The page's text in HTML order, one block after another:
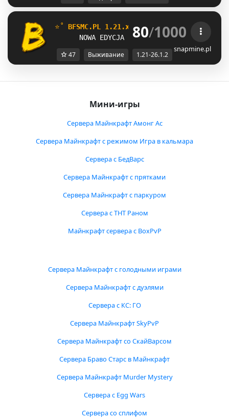
⭐˚ BFSMC.PL 1.21.x -
NOWA EDYCJA EKONOMIA 26.1.2
80/1000
snapmine.pl
47 Выживание 1.21-26.1.2
Мини-игры
Сервера Майнкрафт Амонг Ас
Сервера Майнкрафт с режимом Игра в кальмара
Сервера с БедВарс
Сервера Майнкрафт с прятками
Сервера Майнкрафт с паркуром
Сервера с ТНТ Раном
Майнкрафт сервера с BoxPvP
Сервера Майнкрафт с голодными играми
Сервера Майнкрафт с дуэлями
Сервера с КС: ГО
Сервера Майнкрафт SkyPvP
Сервера Майнкрафт со СкайВарсом
Сервера Браво Старс в Майнкрафт
Сервера Майнкрафт Murder Mystery
Сервера с Egg Wars
Сервера со сплифом